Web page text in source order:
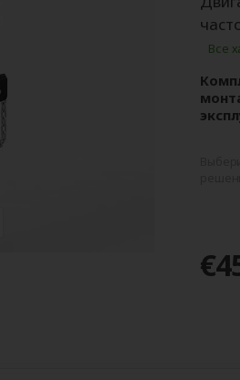
Все